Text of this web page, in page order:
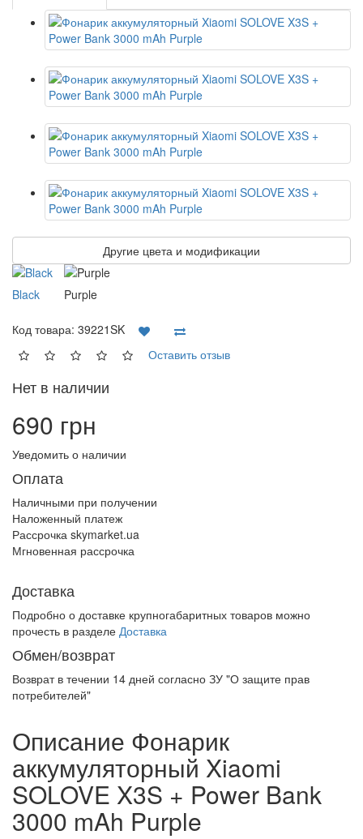
Другие цвета и модификации
Black Purple
Код товара: 39221SK
Оставить отзыв
Нет в наличии
690 грн
Уведомить о наличии
Оплата
Наличными при получении
Наложенный платеж
Рассрочка skymarket.ua
Мгновенная рассрочка
Доставка
Подробно о доставке крупногабаритных товаров можно
прочесть в разделе Доставка
Обмен/возврат
Возврат в течении 14 дней согласно ЗУ "О защите прав
потребителей"
Описание Фонарик
аккумуляторный Xiaomi
SOLOVE X3S + Power Bank
3000 mAh Purple